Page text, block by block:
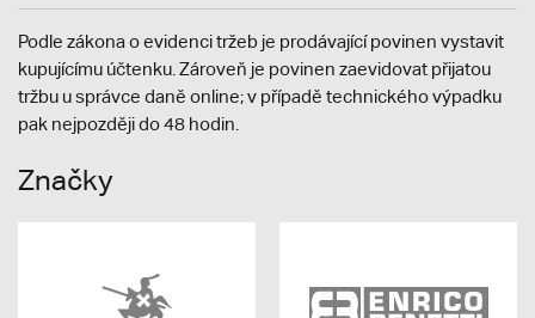
Podle zákona o evidenci tržeb je prodávající povinen vystavit
kupujícímu účtenku. Zároveň je povinen zaevidovat přijatou
tržbu u správce daně online; v případě technického výpadku
pak nejpozději do 48 hodin.
Značky